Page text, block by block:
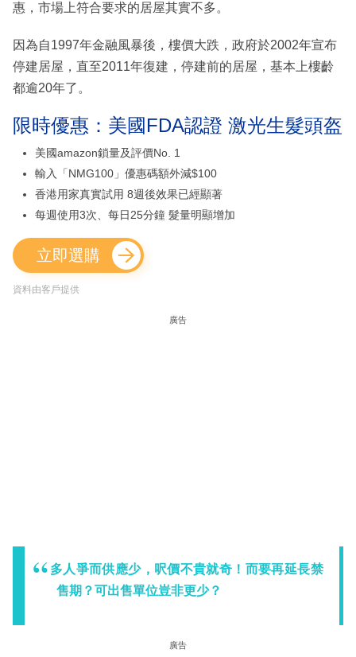
惠，市場上符合要求的居屋其實不多。
因為自1997年金融風暴後，樓價大跌，政府於2002年宣布
停建居屋，直至2011年復建，停建前的居屋，基本上樓齡
都逾20年了。
限時優惠：美國FDA認證 激光生髮頭盔
美國amazon鎖量及評價No. 1
輸入「NMG100」優惠碼額外減$100
香港用家真實試用 8週後效果已經顯著
每週使用3次、每日25分鐘 髮量明顯增加
立即選購
資料由客戶提供
廣告
多人爭而供應少，呎價不貴就奇！而要再延長禁
售期？可出售單位豈非更少？
廣告